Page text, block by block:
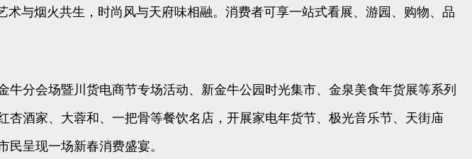
与烟火共生，时尚风与天府味相融。消费者可享一站式看展、游园、购物、品
会场暨川货电商节专场活动、新金牛公园时光集市、金泉美食年货展等系列
酒家、大蓉和、一把骨等餐饮名店，开展家电年货节、极光音乐节、天街庙
呈现一场新春消费盛宴。